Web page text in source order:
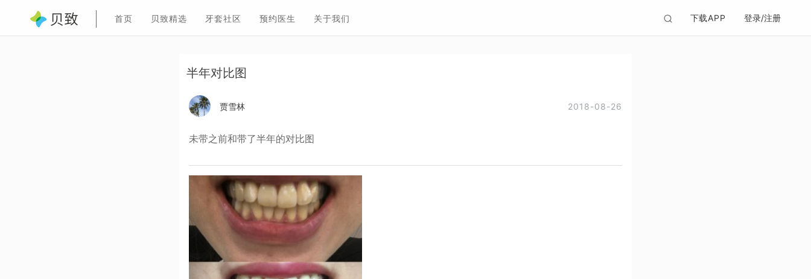
首页 贝致精选 牙套社区 预约医生 关于我们 下载APP 登录/注册
半年对比图
贾雪林 2018-08-26
未带之前和带了半年的对比图